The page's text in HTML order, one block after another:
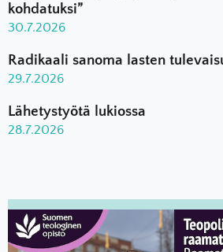
kohdatuksi”
30.7.2026
Radikaali sanoma lasten
29.7.2026
Lähetystyötä lukiossa
28.7.2026